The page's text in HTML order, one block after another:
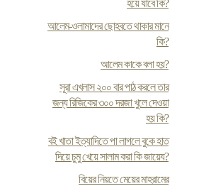
হয়ে যাবে কি?
আলেম-ওলামাদের ছোহবতে থাকার মানে
কি?
আলেম কাকে বলা হয়?
সূরা এখলাস ২০০ বার পাঠ করলে তার
জন্য রিজিকের ৩০০ দরজা খুলে দেওয়া
হয় কি?
ব‌ই খাতা ইত্যাদিতে পা লাগলে বুকে হাত
দিয়ে চুমু খেয়ে সালাম করা কি জায়েয?
বিয়ের নিয়তে মেয়ের মাহরামের